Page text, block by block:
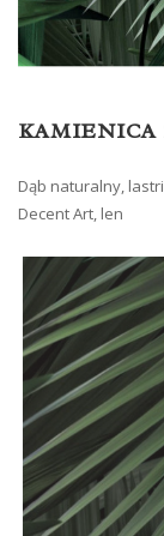
KAMIENICA
Dąb naturalny,
Decent Art, len